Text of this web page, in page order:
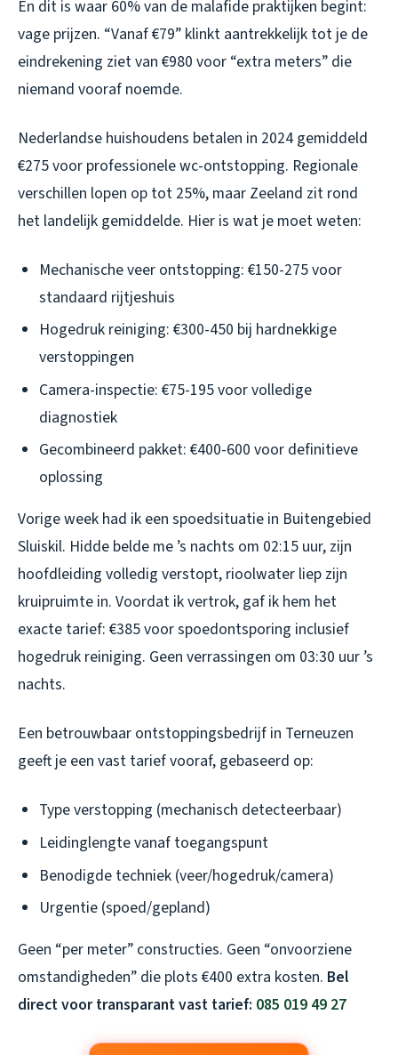
En dit is waar 60% van de malafide praktijken begint:
vage prijzen. “Vanaf €79” klinkt aantrekkelijk tot je de
eindrekening ziet van €980 voor “extra meters” die
niemand vooraf noemde.
Nederlandse huishoudens betalen in 2024 gemiddeld
€275 voor professionele wc-ontstopping. Regionale
verschillen lopen op tot 25%, maar Zeeland zit rond
het landelijk gemiddelde. Hier is wat je moet weten:
Mechanische veer ontstopping: €150-275 voor
standaard rijtjeshuis
Hogedruk reiniging: €300-450 bij hardnekkige
verstoppingen
Camera-inspectie: €75-195 voor volledige
diagnostiek
Gecombineerd pakket: €400-600 voor definitieve
oplossing
Vorige week had ik een spoedsituatie in Buitengebied
Sluiskil. Hidde belde me ’s nachts om 02:15 uur, zijn
hoofdleiding volledig verstopt, rioolwater liep zijn
kruipruimte in. Voordat ik vertrok, gaf ik hem het
exacte tarief: €385 voor spoedontsporing inclusief
hogedruk reiniging. Geen verrassingen om 03:30 uur ’s
nachts.
Een betrouwbaar ontstoppingsbedrijf in Terneuzen
geeft je een vast tarief vooraf, gebaseerd op:
Type verstopping (mechanisch detecteerbaar)
Leidinglengte vanaf toegangspunt
Benodigde techniek (veer/hogedruk/camera)
Urgentie (spoed/gepland)
Geen “per meter” constructies. Geen “onvoorziene
omstandigheden” die plots €400 extra kosten. Bel
direct voor transparant vast tarief: 085 019 49 27